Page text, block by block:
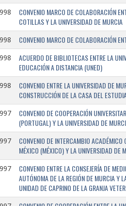
CONVENIO MARCO DE COLABORACIÓN
COTILLAS Y LA UNIVERSIDAD DE MURCIA
CONVENIO MARCO DE COLABORACIÓN
ACUERDO DE BIBLIOTECAS ENTRE LA
EDUCACIÓN A DISTANCIA (UNED)
CONVENIO ENTRE LA UNIVERSIDAD DE
CONSTRUCCIÓN DE LA CASA DEL
CONVENIO DE COOPERACIÓN
(PORTUGAL) Y LA UNIVERSIDAD DE
CONVENIO DE INTERCAMBIO
MÉXICO (MÉXICO) Y LA UNIVERSIDAD DE
CONVENIO ENTRE LA CONSEJERÍA DE
AUTÓNOMA DE LA REGIÓN DE MURCIA Y
UNIDAD DE CAPRINO DE LA GRANJA